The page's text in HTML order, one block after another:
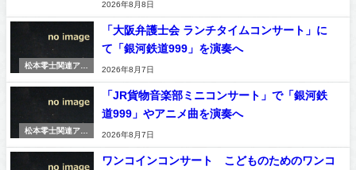
2026年8月8日
松本零士関連アニ
「大阪弁護士会 ランチタイムコンサート」に
て「銀河鉄道999」を演奏へ
2026年8月7日
松本零士関連アニ
「JR貨物音楽部ミニコンサート」で「銀河鉄
道999」やアニメ曲を演奏へ
2026年8月7日
ワンコインコンサート こどものためのワンコ